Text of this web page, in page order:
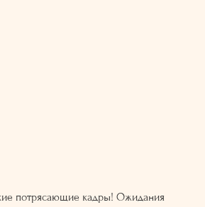
потрясающие кадры! Ожидания